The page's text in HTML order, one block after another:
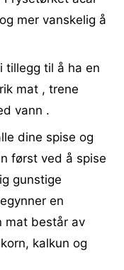
mer vanskelig å
tillegg til å ha en
mat , trene
vann .
dine spise og
først ved å spise
gunstige
en
mat består av
kalkun og